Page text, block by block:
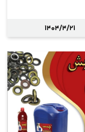
۱۴۰۴/۴/۲۱